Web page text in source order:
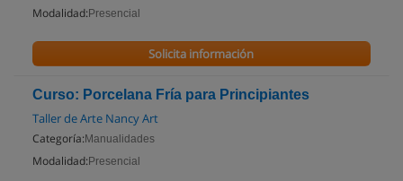
Modalidad: Presencial
Solicita información
Curso: Porcelana Fría para Principiantes
Taller de Arte Nancy Art
Categoría: Manualidades
Modalidad: Presencial